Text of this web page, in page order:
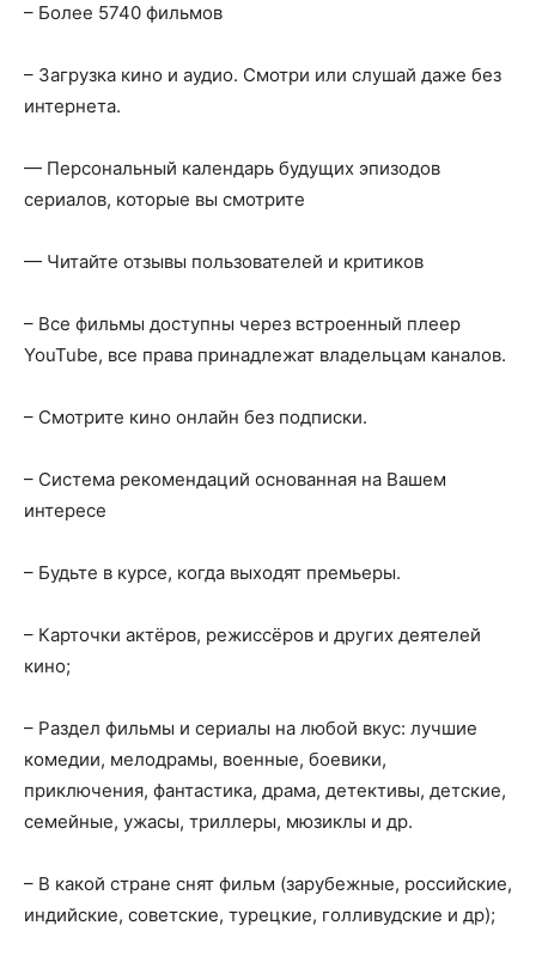
– Более 5740 фильмов
– Загрузка кино и аудио. Смотри или слушай даже без
интернета.
— Персональный календарь будущих эпизодов
сериалов, которые вы смотрите
— Читайте отзывы пользователей и критиков
– Все фильмы доступны через встроенный плеер
YouTube, все права принадлежат владельцам каналов.
– Смотрите кино онлайн без подписки.
– Система рекомендаций основанная на Вашем
интересе
– Будьте в курсе, когда выходят премьеры.
– Карточки актёров, режиссёров и других деятелей
кино;
– Раздел фильмы и сериалы на любой вкус: лучшие
комедии, мелодрамы, военные, боевики,
приключения, фантастика, драма, детективы, детские,
семейные, ужасы, триллеры, мюзиклы и др.
– В какой стране снят фильм (зарубежные, российские,
индийские, советские, турецкие, голливудские и др);